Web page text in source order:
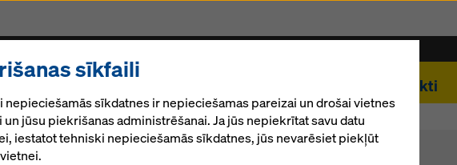
Kontakti
sīkfaili
nepieciešamās sīkdatnes ir nepieciešamas pareizai un drošai vietnes
jūsu piekrišanas administrēšanai. Ja jūs nepiekrītat savu datu
iestatot tehniski nepieciešamās sīkdatnes, jūs nevarēsiet piekļūt